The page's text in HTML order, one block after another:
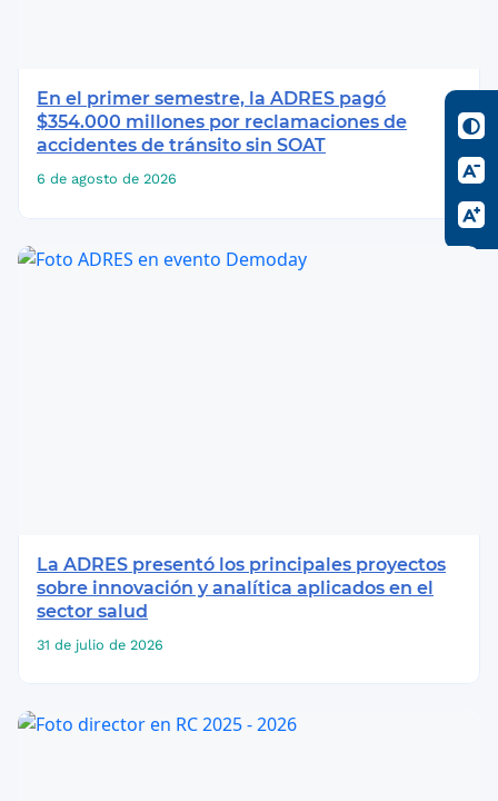
En el primer semestre, la ADRES pagó
$354.000 millones por reclamaciones de
accidentes de tránsito sin SOAT
6 de agosto de 2026
La ADRES presentó los principales proyectos
sobre innovación y analítica aplicados en el
sector salud
31 de julio de 2026